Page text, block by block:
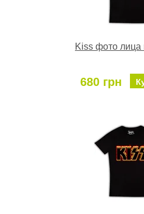
Kiss фото лица
680 грн